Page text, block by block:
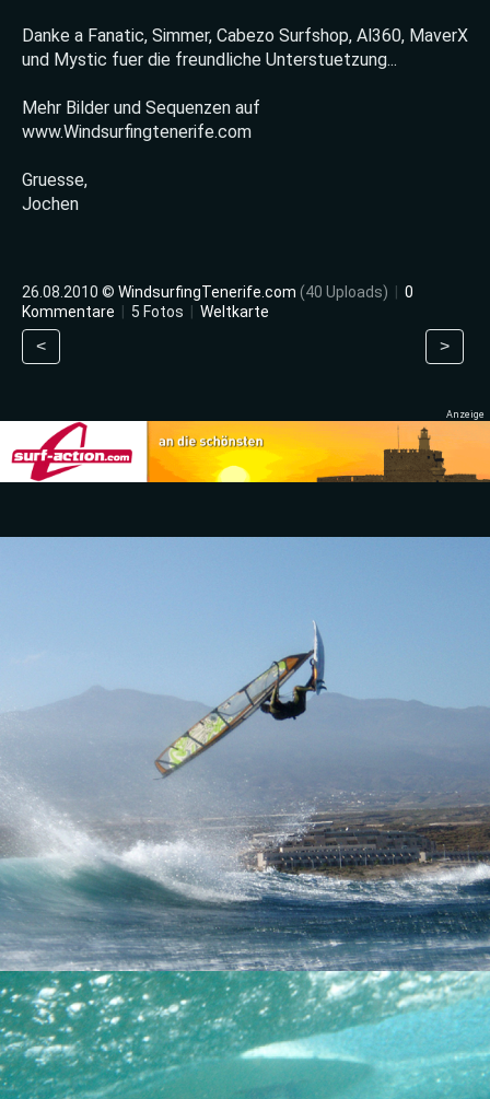
Danke a Fanatic, Simmer, Cabezo Surfshop, Al360, MaverX
und Mystic fuer die freundliche Unterstuetzung...
Mehr Bilder und Sequenzen auf
www.Windsurfingtenerife.com
Gruesse,
Jochen
26.08.2010 © WindsurfingTenerife.com (40 Uploads)
0
Kommentare
5 Fotos Weltkarte
< >